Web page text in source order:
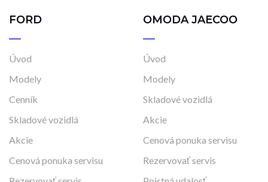
FORD
Úvod
Modely
Cenník
Skladové vozidlá
Akcie
Cenová ponuka servisu
OMODA JAECOO
Úvod
Modely
Skladové vozidlá
Akcie
Cenová ponuka servisu
Rezervovať servis